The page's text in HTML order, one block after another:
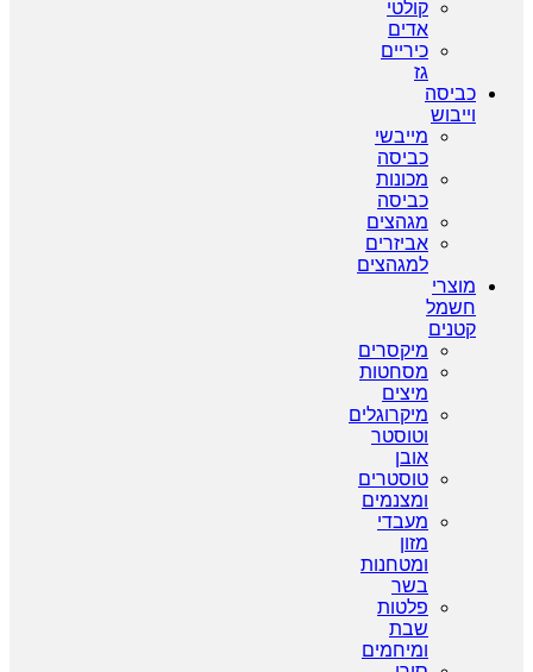
קולטי
אדים
כיריים
גז
כביסה
וייבוש
מייבשי
כביסה
מכונות
כביסה
מגהצים
אביזרים
למגהצים
מוצרי
חשמל
קטנים
מיקסרים
מסחטות
מיצים
מיקרוגלים
וטוסטר
אובן
טוסטרים
ומצנמים
מעבדי
מזון
ומטחנות
בשר
פלטות
שבת
ומיחמים